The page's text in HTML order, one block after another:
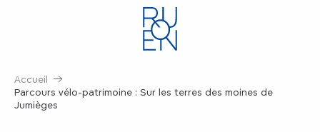
Accueil
Parcours vélo-patrimoine : Sur les terres des moines de
Jumièges